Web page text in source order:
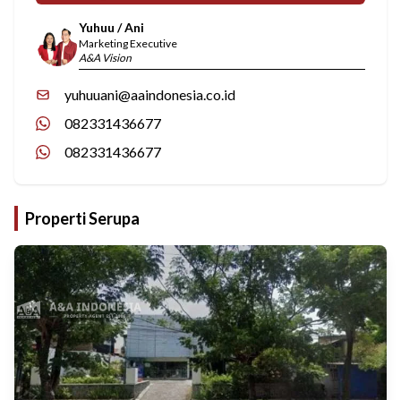
Yuhuu / Ani
Marketing Executive
A&A Vision
yuhuuani@aaindonesia.co.id
082331436677
082331436677
Properti Serupa